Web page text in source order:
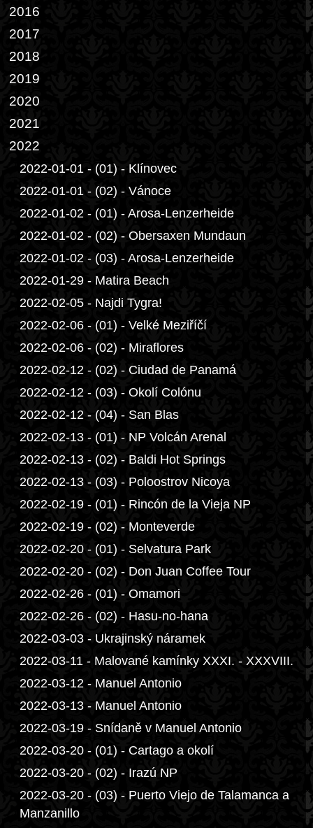
2016
2017
2018
2019
2020
2021
2022
2022-01-01 - (01) - Klínovec
2022-01-01 - (02) - Vánoce
2022-01-02 - (01) - Arosa-Lenzerheide
2022-01-02 - (02) - Obersaxen Mundaun
2022-01-02 - (03) - Arosa-Lenzerheide
2022-01-29 - Matira Beach
2022-02-05 - Najdi Tygra!
2022-02-06 - (01) - Velké Meziříčí
2022-02-06 - (02) - Miraflores
2022-02-12 - (02) - Ciudad de Panamá
2022-02-12 - (03) - Okolí Colónu
2022-02-12 - (04) - San Blas
2022-02-13 - (01) - NP Volcán Arenal
2022-02-13 - (02) - Baldi Hot Springs
2022-02-13 - (03) - Poloostrov Nicoya
2022-02-19 - (01) - Rincón de la Vieja NP
2022-02-19 - (02) - Monteverde
2022-02-20 - (01) - Selvatura Park
2022-02-20 - (02) - Don Juan Coffee Tour
2022-02-26 - (01) - Omamori
2022-02-26 - (02) - Hasu-no-hana
2022-03-03 - Ukrajinský náramek
2022-03-11 - Malované kamínky XXXI. - XXXVIII.
2022-03-12 - Manuel Antonio
2022-03-13 - Manuel Antonio
2022-03-19 - Snídaně v Manuel Antonio
2022-03-20 - (01) - Cartago a okolí
2022-03-20 - (02) - Irazú NP
2022-03-20 - (03) - Puerto Viejo de Talamanca a
Manzanillo